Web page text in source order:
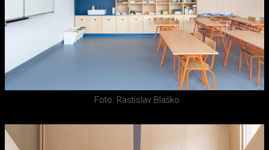
Foto: Rastislav Blaško